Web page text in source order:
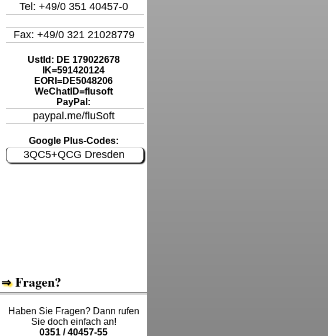
Tel: +49/0 351 40457-0
Fax: +49/0 321 21028779
UstId: DE 179022678
IK=591420124
EORI=DE5048206
WeChatID=flusoft
PayPal:
paypal.me/fluSoft
Google Plus-Codes:
3QC5+QCG Dresden
Fragen?
Haben Sie Fragen? Dann rufen
Sie doch einfach an!
0351 / 40457-55